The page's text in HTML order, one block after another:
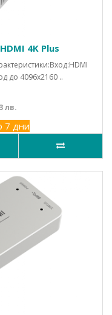
4K Plus
до 4096x2160 ..
лв.
7 дни